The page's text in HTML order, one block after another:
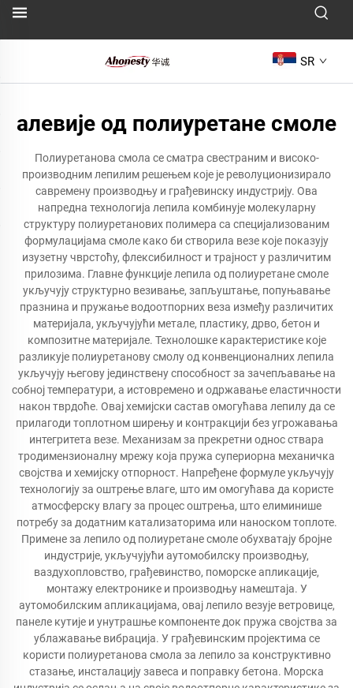
SR
алевије од полиуретане смоле
Полиуретанова смола се сматра свестраним и високо-
производним лепилим решењем које је револуционизирало
савремену производњу и грађевинску индустрију. Ова
напредна технологија лепила комбинује молекуларну
структуру полиуретанових полимера са специјализованим
формулацијама смоле како би створила везе које показују
изузетну чврстоћу, флексибилност и трајност у различитим
прилозима. Главне функције лепила од полиуретане смоле
укључују структурно везивање, запљуштање, попуњавање
празнина и пружање водоотпорних веза између различитих
материјала, укључујући метале, пластику, дрво, бетон и
композитне материјале. Технолошке карактеристике које
разликује полиуретанову смолу од конвенционалних лепила
укључују његову јединствену способност за зачепљавање на
собној температури, а истовремено и одржавање еластичности
након тврдоће. Овај хемијски састав омогућава лепилу да се
прилагоди топлотном ширењу и контракцији без угрожавања
интегритета везе. Механизам за прекретни однос ствара
тродимензионалну мрежу која пружа супериорна механичка
својства и хемијску отпорност. Напређене формуле укључују
технологију за оштрење влаге, што им омогућава да користе
атмосферску влагу за процес оштрења, што елиминише
потребу за додатним катализаторима или наноском топлоте.
Примене за лепило од полиуретане смоле обухватају бројне
индустрије, укључујући аутомобилску производњу,
ваздухопловство, грађевинство, поморске апликације,
монтажу електронике и производњу намештаја. У
аутомобилским апликацијама, овај лепило везује ветровице,
панеле кутије и унутрашње компоненте док пружа својства за
ублажавање вибрација. У грађевинским пројектима се
користи полиуретанова смола за лепило за конструктивно
стазање, инсталацију завеса и поправку бетона. Морска